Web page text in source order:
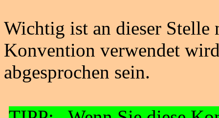
Wichtig ist an dieser Stelle
Konvention verwendet
abgesprochen sein.